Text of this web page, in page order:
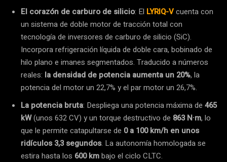
El corazón de carburo de silicio: El LYRIQ-Vcuenta con
un sistema de doble motor de tracción total con
tecnología de inversores de carburo de silicio (SiC).
Incorpora refrigeración líquida de doble cara, bobinado de
hilo plano e imanes segmentados. Traducido a números
reales: la densidad de potencia aumenta un 20%, la
potencia del motor un 22,7% y el par motor un 26,7%.
La potencia bruta: Despliega una potencia máxima de 465
kW(unos 632 CV) y un torque destructivo de 863 N·m, lo
que le permite catapultarse de 0 a 100 km/h en unos
ridículos 3,3 segundos. La autonomía homologada se
estira hasta los 600 kmbajo el ciclo CLTC.